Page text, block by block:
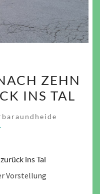
ZEHN
INS TAL
ins Tal
Vorstellung